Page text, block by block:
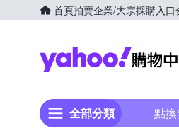
首頁拍賣企業/大宗採購入口
全部分類
點